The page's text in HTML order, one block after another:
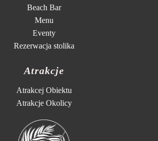
Beach Bar
Menu
Eventy
Rezerwacja stolika
Atrakcje
Atrakcej Obiektu
Atrakcje Okolicy